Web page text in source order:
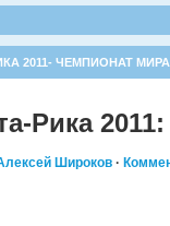
2011- ЧЕМПИОНАТ МИРА
Рика
Широков ·